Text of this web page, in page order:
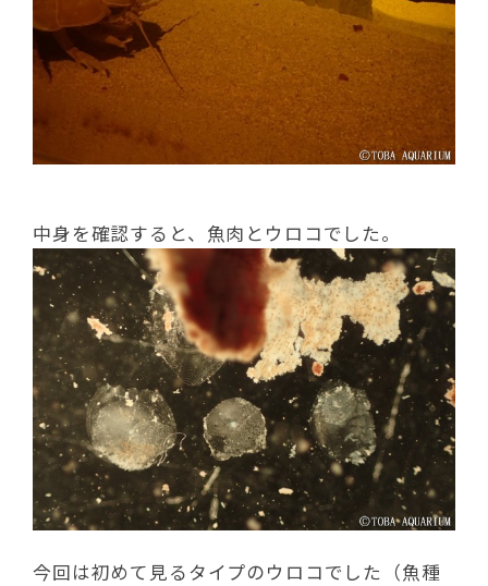
中身を確認すると、魚肉とウロコでした。
今回は初めて見るタイプのウロコでした（魚種